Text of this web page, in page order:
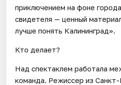
приключением на фоне
свидетеля — ценный
лучше понять Калининград».
Кто делает?
Над спектаклем работала
команда. Режиссер из